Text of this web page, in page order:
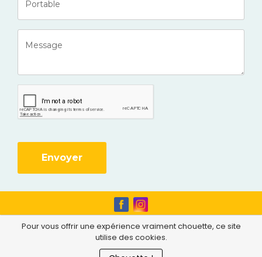
Pour vous offrir une expérience vraiment chouette, ce site
utilise des cookies.
Envoyer
Au cœur de la vieille ville médiévale de
Moret-sur-Loing, au 7 rue de l'Eglise !